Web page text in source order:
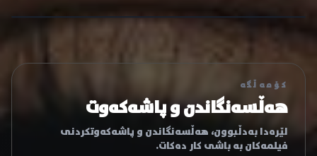
کۆمەڵگە
هەڵسەنگاندن و پاشەکەوت
لێرەدا بەدڵبوون، هەڵسەنگاندن و پاشەکەوتکردنی
فیلمەکان بە باشی کار دەکات.